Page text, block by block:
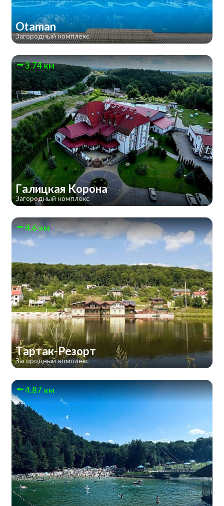
Otaman
Загородный комплекс
3.74 км
Галицкая Корона
Загородный комплекс
4.6 км
Тартак-Резорт
Загородный комплекс
4.87 км